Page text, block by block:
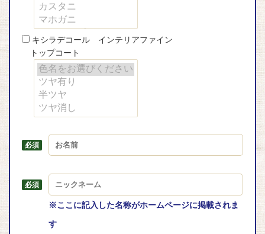
キシラデコール インテリアファイン
トップコート
※ここに記入した名称がホームページに掲載されま
す